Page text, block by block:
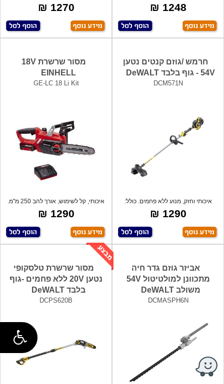
מטר.
1248 ₪
BRUSHLESS, להב
1270 ₪
חרמש /גוזם קנטים נטען
54V - גוף בלבד DeWALT
DCM571N
איכותי וחזק, מנוע ללא פחמים. כולל:
רצועה
1290 ₪
מסור שרשרת 18V
EINHELL
GE-LC 18 Li Kit
איכותי, קל לשימוש, אורך להב 250 מ"מ.
2.9
1290 ₪
אביזר גוזם גדר חיה
מתכוונן למולטיטול 54V
משולב DeWALT
DCMASPH6N
מסור שרשרת טלסקופי
נטען 20V ללא פחמים -גוף
בלבד DeWALT
DCPS620B